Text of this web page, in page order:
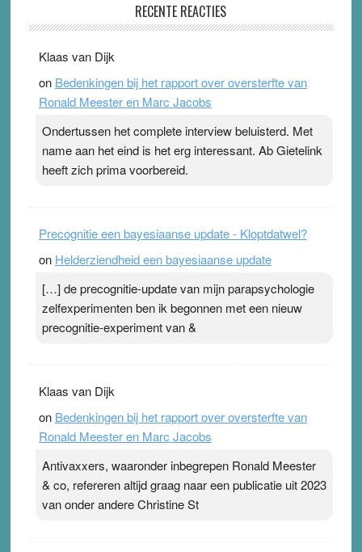
Ward van Beek
topsporters. Ze hopen ermee hun hartslag te verlagen
terwijl ze meer zuurstof opnemen. Daarop heeft zo’n
pleister geen effect. Maar het gevoel ‘makkelijker te
Pleisterplakkers in de topspsort ›[...]
RECENTE REACTIES
Klaas van Dijk
on Bedenkingen bij het rapport over oversterfte van
Ronald Meester en Marc Jacobs
Ondertussen het complete interview beluisterd. Met
name aan het eind is het erg interessant. Ab Gietelink
heeft zich prima voorbereid.
Precognitie een bayesiaanse update - Kloptdatwel?
on Helderziendheid een bayesiaanse update
[…] de precognitie-update van mijn parapsychologie
zelfexperimenten ben ik begonnen met een nieuw
precognitie-experiment van &
Klaas van Dijk
on Bedenkingen bij het rapport over oversterfte van
Ronald Meester en Marc Jacobs
Antivaxxers, waaronder inbegrepen Ronald Meester
& co, refereren altijd graag naar een publicatie uit 2023
van onder andere Christine St